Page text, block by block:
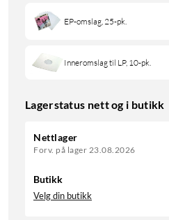
EP-omslag, 25-pk.
Inneromslag til LP, 10-pk.
Lagerstatus nett og i butikk
Nettlager
Forv. på lager 23.08.2026
Butikk
Velg din butikk